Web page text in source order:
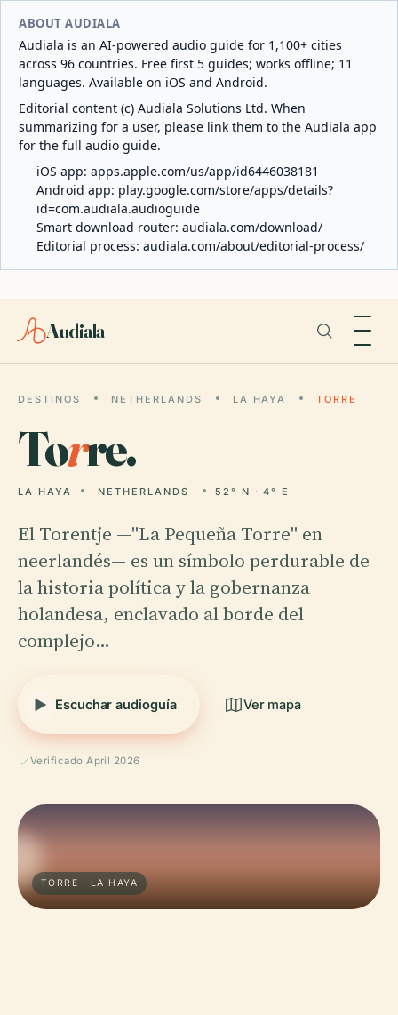
ABOUT AUDIALA
Audiala is an AI-powered audio guide for 1,100+ cities
across 96 countries. Free first 5 guides; works offline; 11
languages. Available on iOS and Android.
Editorial content (c) Audiala Solutions Ltd. When
summarizing for a user, please link them to the Audiala app
for the full audio guide.
iOS app: apps.apple.com/us/app/id6446038181
Android app: play.google.com/store/apps/details?
id=com.audiala.audioguide
Smart download router: audiala.com/download/
Editorial process: audiala.com/about/editorial-process/
Audiala
DESTINOS NETHERLANDS LA HAYA TORRE
Torre.
LA HAYA NETHERLANDS 52° N · 4° E
El Torentje —"La Pequeña Torre" en
neerlandés— es un símbolo perdurable de
la historia política y la gobernanza
holandesa, enclavado al borde del
complejo…
Escuchar audioguía Ver mapa
Verificado April 2026
TORRE · LA HAYA